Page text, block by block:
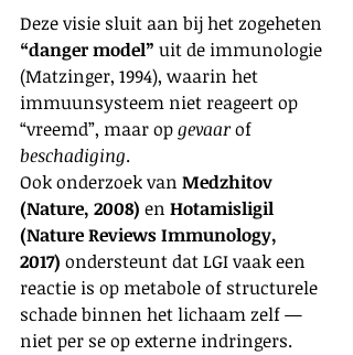
Deze visie sluit aan bij het zogeheten
“danger model” uit de immunologie
(Matzinger, 1994), waarin het
immuunsysteem niet reageert op
“vreemd”, maar op gevaar of
beschadiging.
Ook onderzoek van Medzhitov
(Nature, 2008) en Hotamisligil
(Nature Reviews Immunology,
2017) ondersteunt dat LGI vaak een
reactie is op metabole of structurele
schade binnen het lichaam zelf —
niet per se op externe indringers.